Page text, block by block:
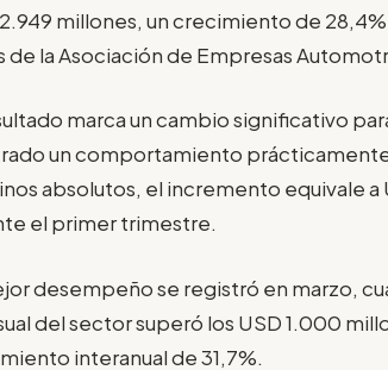
millones, un crecimiento de
de la Asociación de Empresas
marca un cambio significativo
un comportamiento
absolutos, el incremento equivale a
el primer trimestre.
desempeño se registró en marzo,
del sector superó los USD 1.000
interanual de 31,7%.